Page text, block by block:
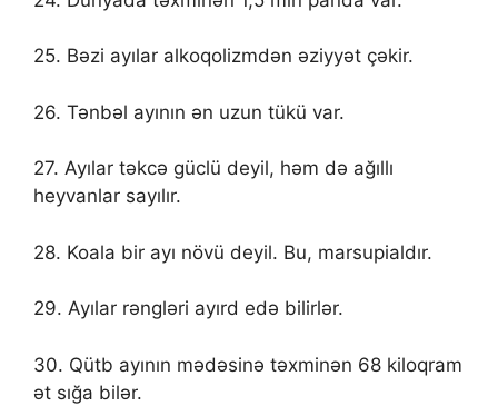
25. Bəzi ayılar alkoqolizmdən əziyyət çəkir.
26. Tənbəl ayının ən uzun tükü var.
27. Ayılar təkcə güclü deyil, həm də ağıllı
heyvanlar sayılır.
28. Koala bir ayı növü deyil. Bu, marsupialdır.
29. Ayılar rəngləri ayırd edə bilirlər.
30. Qütb ayının mədəsinə təxminən 68 kiloqram
ət sığa bilər.